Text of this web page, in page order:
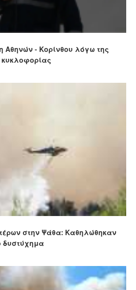
Αθηνών - Κορίνθου λόγω της
κυκλοφορίας
στην Ψάθα: Καθηλώθηκαν
δυστύχημα